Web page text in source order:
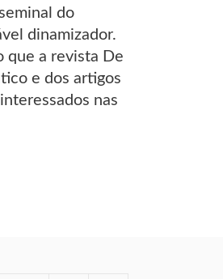
do
dinamizador.
que a revista De
e dos artigos
nas